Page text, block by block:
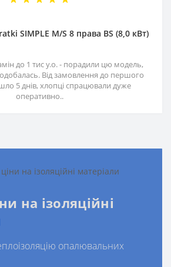
SIMPLE M/S 8 права BS (8,0 кВт)
до 1 тис у.о. - порадили цю модель,
Від замовлення до першого
5 днів, хлопці спрацювали дуже
оперативно..
на ізоляційні
опалювальних